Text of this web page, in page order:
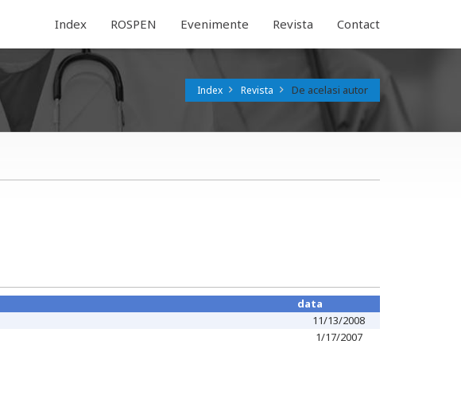
Index ROSPEN Evenimente Revista Contact
Index Revista De acelasi autor
data
11/13/2008
1/17/2007